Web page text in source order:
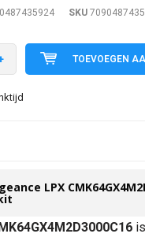
SKU
TOEVOEGEN
LPX